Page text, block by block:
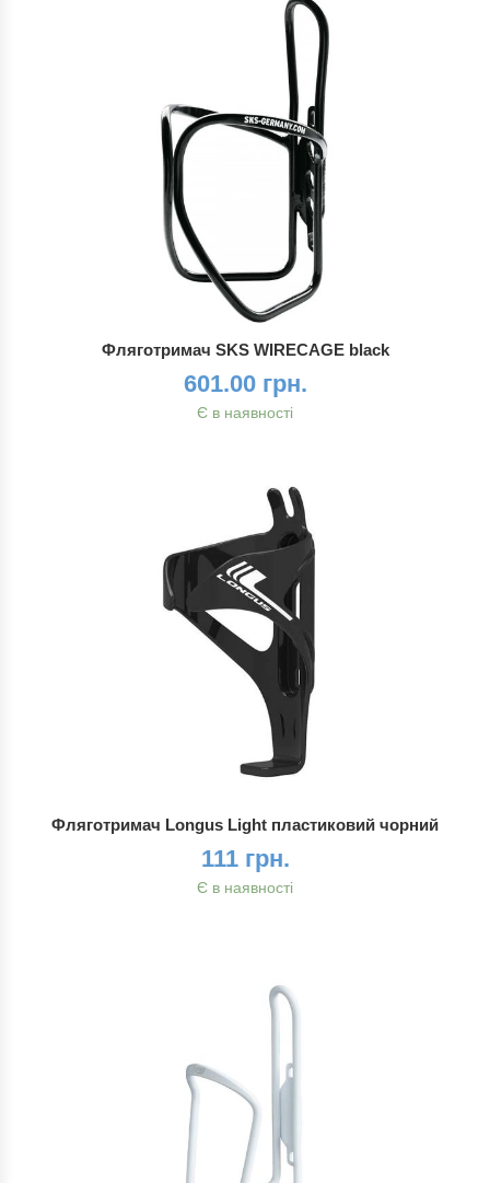
Фляготримач SKS WIRECAGE black
601.00 грн.
Є в наявності
Фляготримач Longus Light пластиковий чорний
111 грн.
Є в наявності